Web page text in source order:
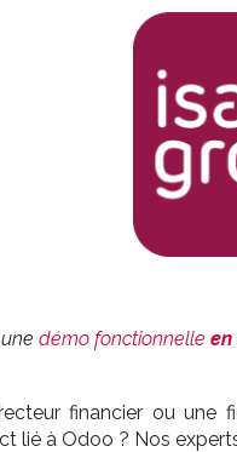
démo fonctionnelle
financier ou une
lié à Odoo ? Nos